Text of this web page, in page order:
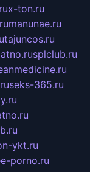
x-ton.ru
manunae.ru
tajuncos.ru
splclub.ru
seks-365.ru
ykt.ru
porno.ru